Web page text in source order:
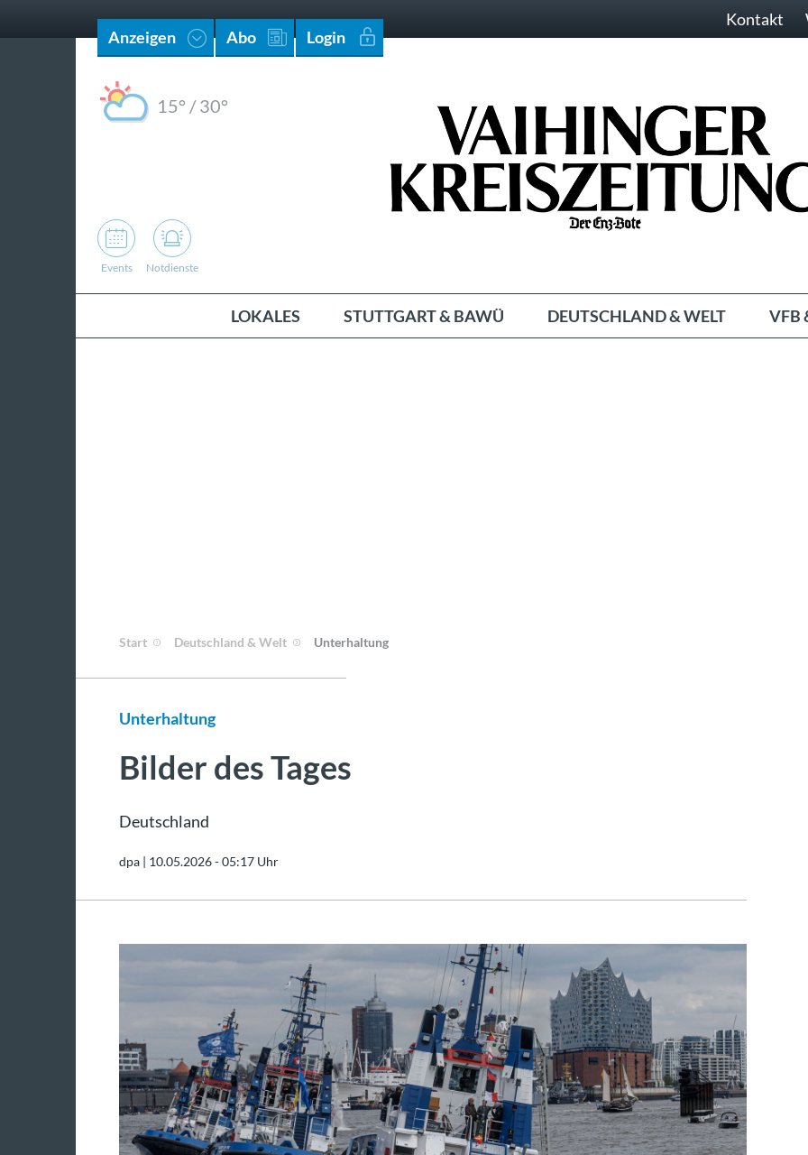
Anzeigen Abo Login
Kontakt
15° /30°
Events Notdienste
LOKALES STUTTGART & BAWÜ DEUTSCHLAND & WELT VFB
Start Deutschland & Welt Unterhaltung
Unterhaltung
Bilder des Tages
Deutschland
dpa | 10.05.2026 - 05:17 Uhr